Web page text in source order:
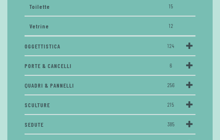
Toilette 15
Vetrine 12
OGGETTISTICA 124
PORTE & CANCELLI 6
QUADRI & PANNELLI 256
SCULTURE 215
SEDUTE 385